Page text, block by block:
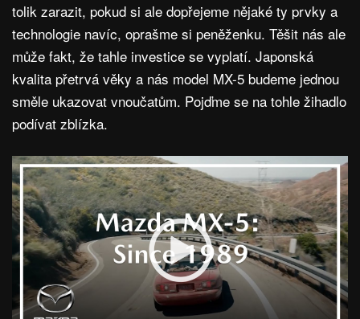
tolik zarazit, pokud si ale dopřejeme nějaké ty prvky a
technologie navíc, oprašme si peněženku. Těšit nás ale
může fakt, že tahle investice se vyplatí. Japonská
kvalita přetrvá věky a nás model MX-5 budeme jednou
směle ukazovat vnoučatům. Pojďme se na tohle žihadlo
podívat zblízka.